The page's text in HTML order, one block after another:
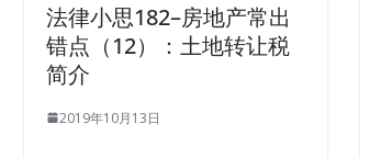
法律小思182–房地产常出
错点（12）：土地转让税
简介
2019年10月13日